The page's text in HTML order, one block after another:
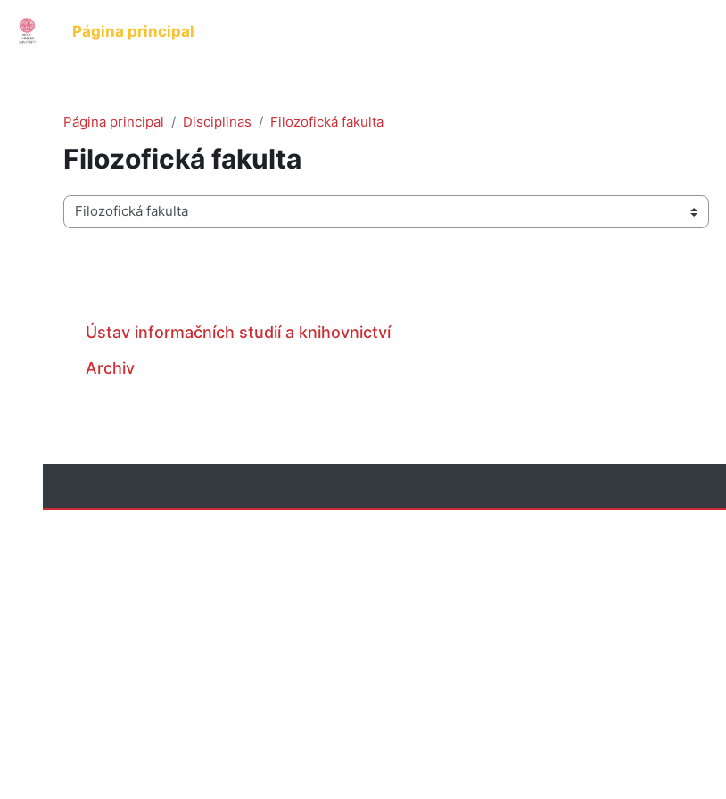
Página principal
Página principal Disciplinas Filozofická fakulta
Filozofická fakulta
Categorias de disciplinas
Ústav informačních studií a knihovnictví
Archiv